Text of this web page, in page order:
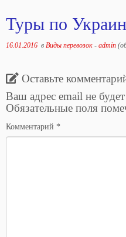
Туры по
16.01.2016 в Виды перевозок - admin
Оставьте
Ваш адрес email не
Обязательные поля
Комментарий *